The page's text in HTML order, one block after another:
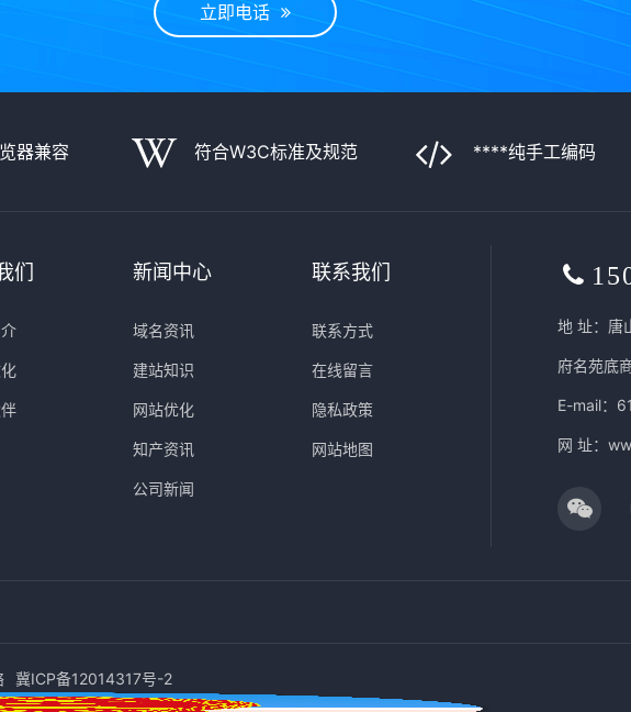
立即电话
器兼容 符合W3C标准及规范 ****纯手工编码
们 新闻中心
域名资讯
建站知识
网站优化
知产资讯
公司新闻
联系我们
联系方式
在线留言
隐私政策
网站地图
地 址：唐
府名苑底
E-mail：
网 址：
冀ICP备12014317号-2